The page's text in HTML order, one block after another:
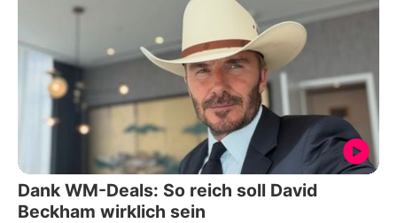
Dank WM-Deals: So reich soll David
Beckham wirklich sein